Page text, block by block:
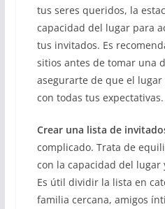
tus seres queridos, la
capacidad del lugar para
tus invitados. Es
sitios antes de tomar una
asegurarte de que el
con todas tus expectativas.
Crear una lista de
complicado. Trata de
con la capacidad del lugar
Es útil dividir la lista en
familia cercana, amigos